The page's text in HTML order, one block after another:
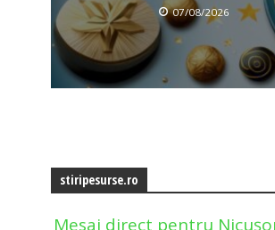
07/08/2026
stiripesurse.ro
Mesaj direct pentru